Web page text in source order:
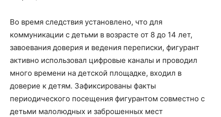
Во время следствия установлено, что для
коммуникации с детьми в возрасте от 8 до 14 лет,
завоевания доверия и ведения переписки, фигурант
активно использовал цифровые каналы и проводил
много времени на детской площадке, входил в
доверие к детям. Зафиксированы факты
периодического посещения фигурантом совместно с
детьми малолюдных и заброшенных мест